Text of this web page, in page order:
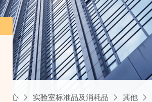
中心 实验室标准品及消耗品 其他